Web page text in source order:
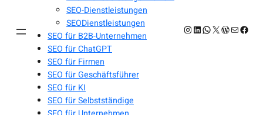
SEO-Dienstleistungen
SEODienstleistungen
SEO für B2B-Unternehmen
SEO für ChatGPT
SEO für Firmen
SEO für Geschäftsführer
SEO für KI
SEO für Selbstständige
Instagram
LinkedIn
WhatsApp
X E-Mail